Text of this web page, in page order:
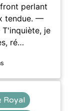
perlant
tendue. —
je
ré…
Royal